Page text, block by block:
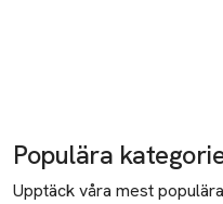
Populära
Upptäck våra mest